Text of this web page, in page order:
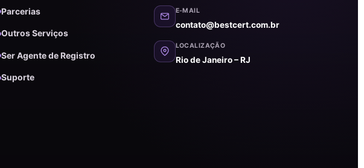
Parcerias
Outros Serviços
Ser Agente de Registro
Suporte
E-MAIL
contato@bestcert.com.br
LOCALIZAÇÃO
Rio de Janeiro – RJ